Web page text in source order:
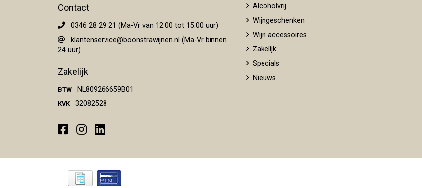
Contact
0346 28 29 21 (Ma-Vr van 12:00 tot 15:00 uur)
klantenservice@boonstrawijnen.nl (Ma-Vr binnen
24 uur)
Zakelijk
BTW NL809266659B01
KVK 32082528
Facebook
Instagram
LinkedIn
Alcoholvrij
Wijngeschenken
Wijn accessoires
Zakelijk
Specials
Nieuws